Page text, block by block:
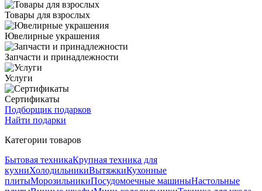
Товары для взрослых
Ювелирные украшения
Запчасти и принадлежности
Услуги
Сертификаты
Подборщик подарков
Найти подарки
Категории товаров
Бытовая техникаКрупная техника для
кухниХолодильникиВытяжкиКухонные
плитыМорозильникиПосудомоечные машиныНастольные